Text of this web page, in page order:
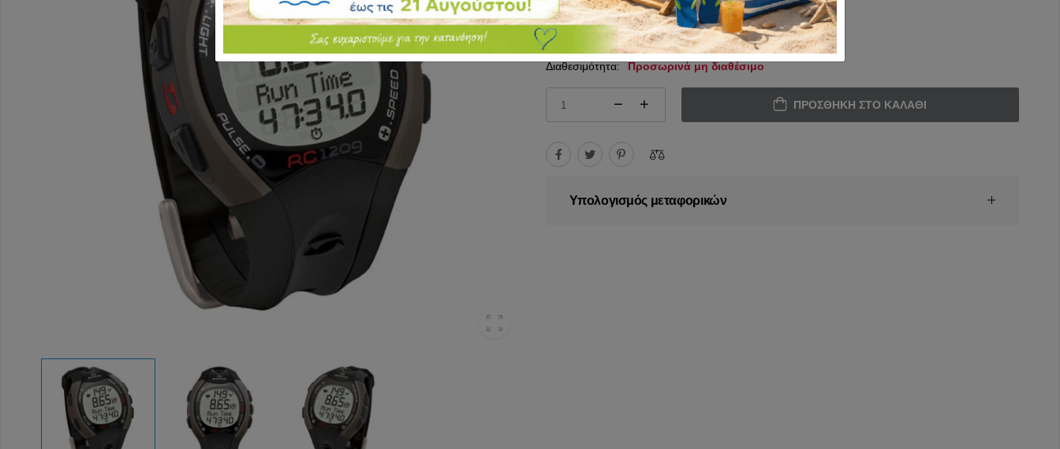
99.95€ 115.00€
Διαθεσιμότητα: Προσωρινά μη διαθέσιμο
ΠΡΟΣΘΉΚΗ ΣΤΟ ΚΑΛΆΘΙ
Υπολογισμός μεταφορικών